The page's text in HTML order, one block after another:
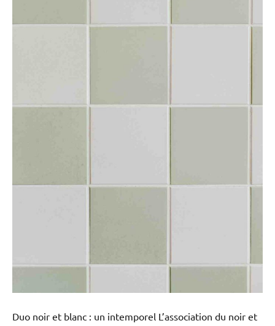
Duo noir et blanc : un intemporel L’association du noir et